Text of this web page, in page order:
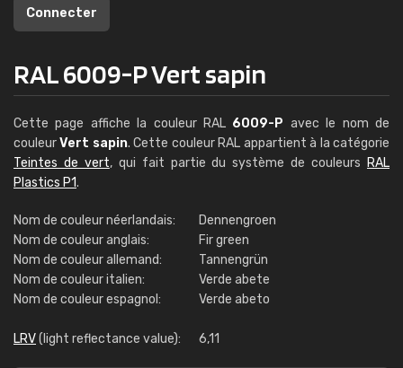
Connecter
RAL 6009-P Vert sapin
Cette page affiche la couleur RAL 6009-P avec le nom de
couleurVert sapin. Cette couleur RAL appartient à la catégorie
Teintes de vert, qui fait partie du système de couleurs RAL
Plastics P1.
Nom de couleur néerlandais:
Dennengroen
Nom de couleur anglais:
Fir green
Nom de couleur allemand:
Tannengrün
Nom de couleur italien:
Verde abete
Nom de couleur espagnol:
Verde abeto
LRV(light reflectance value): 6,11